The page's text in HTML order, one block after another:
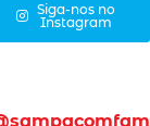
Siga-nos no
Instagram